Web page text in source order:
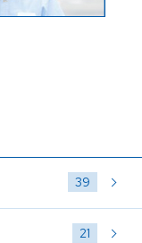
39
21